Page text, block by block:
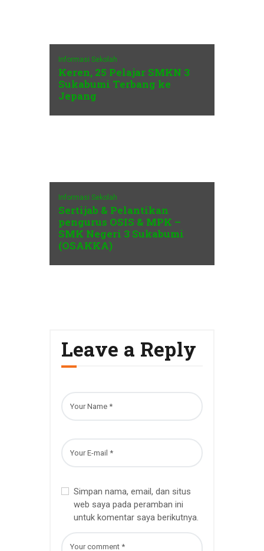
Informasi Sekolah
Keren, 25 Pelajar SMKN 3
Sukabumi Terbang ke
Jepang
Informasi Sekolah
Sertijab & Pelantikan
pengurus OSIS & MPK –
SMK Negeri 3 Sukabumi
(OSAKKA)
Leave a Reply
Simpan nama, email, dan situs
web saya pada peramban ini
untuk komentar saya berikutnya.